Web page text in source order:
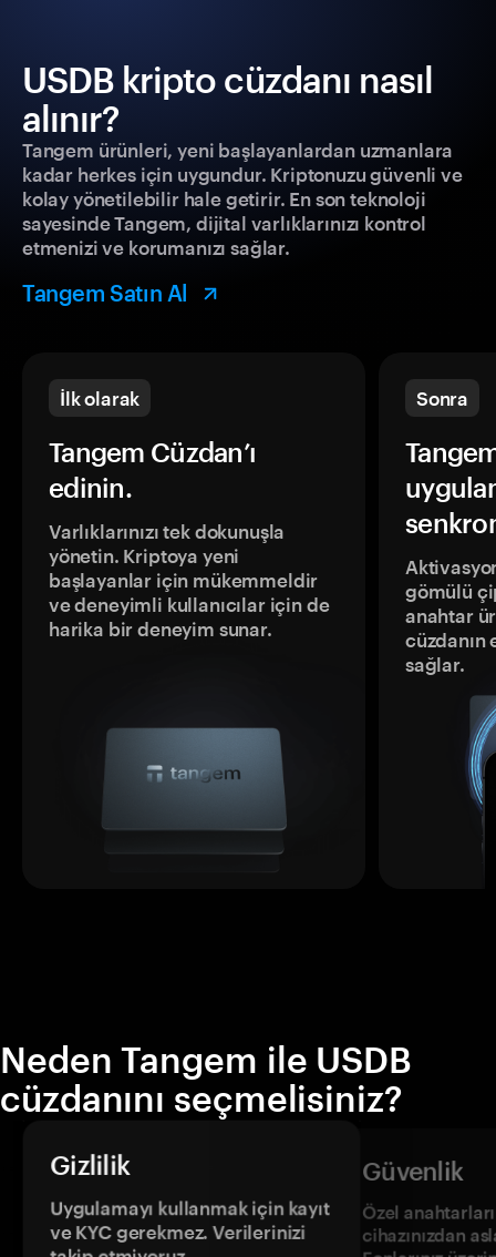
USDB kripto cüzdanı nasıl
alınır?
Tangem ürünleri, yeni başlayanlardan uzmanlara
kadar herkes için uygundur. Kriptonuzu güvenli ve
kolay yönetilebilir hale getirir. En son teknoloji
sayesinde Tangem, dijital varlıklarınızı kontrol
etmenizi ve korumanızı sağlar.
Tangem Satın Al
İlk olarak
Tangem Cüzdan’ı
edinin.
Varlıklarınızı tek dokunuşla
yönetin. Kriptoya yeni
başlayanlar için mükemmeldir
ve deneyimli kullanıcılar için de
harika bir deneyim sunar.
Sonra
gömülü
anahtar
sağlar.
Neden Tangem ile USDB
cüzdanını seçmelisiniz?
Gizlilik
Uygulamayı kullanmak için kayıt
ve KYC gerekmez. Verilerinizi
Güvenlik
Özel
cihazınızdan